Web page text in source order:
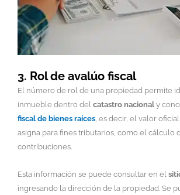
3. Rol de avalúo fiscal
El número de rol de una propiedad permite
inmueble dentro del catastro nacional y
fiscal de bienes raíces, es decir, el valor
asigna para fines tributarios, como el cálculo
contribuciones.
Esta información se puede consultar en el
ingresando la dirección de la propiedad. Se